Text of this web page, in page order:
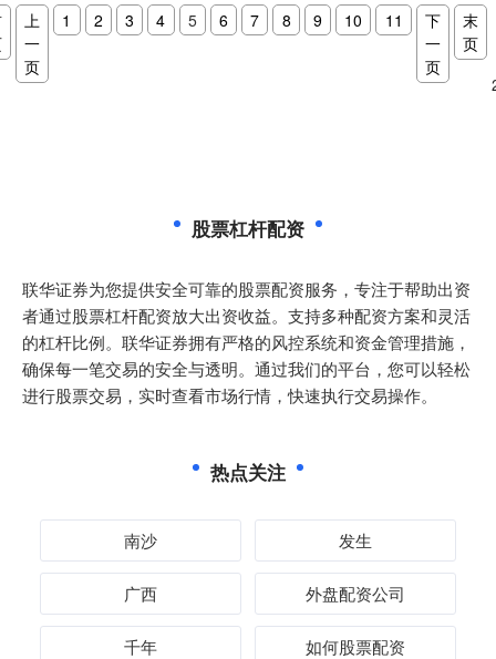
上
一
页
1 2 3 4 5 6 7 8 9 10 11
下
一
页
末
页
股票杠杆配资
联华证券为您提供安全可靠的股票配资服务，专注于帮助出资
者通过股票杠杆配资放大出资收益。支持多种配资方案和灵活
的杠杆比例。联华证券拥有严格的风控系统和资金管理措施，
确保每一笔交易的安全与透明。通过我们的平台，您可以轻松
进行股票交易，实时查看市场行情，快速执行交易操作。
热点关注
南沙 发生
广西 外盘配资公司
千年 如何股票配资